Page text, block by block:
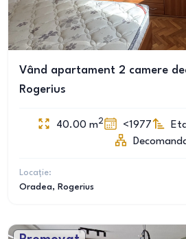
Vând apartament 2 camere
Rogerius
40.00 m2 <1977
Locație:
Oradea, Rogerius